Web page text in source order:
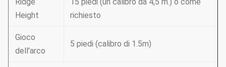
Height
richiesto
Gioco
dell'arco
5 piedi (calibro di 1.5m)